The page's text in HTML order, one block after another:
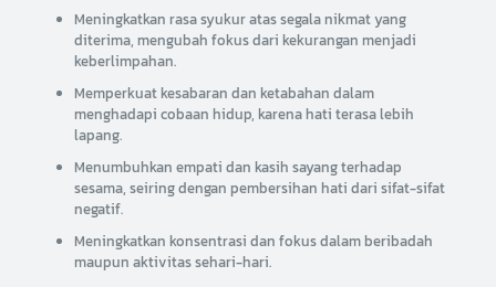
Meningkatkan rasa syukur atas segala nikmat yang
diterima, mengubah fokus dari kekurangan menjadi
keberlimpahan.
Memperkuat kesabaran dan ketabahan dalam
menghadapi cobaan hidup, karena hati terasa lebih
lapang.
Menumbuhkan empati dan kasih sayang terhadap
sesama, seiring dengan pembersihan hati dari sifat-sifat
negatif.
Meningkatkan konsentrasi dan fokus dalam beribadah
maupun aktivitas sehari-hari.